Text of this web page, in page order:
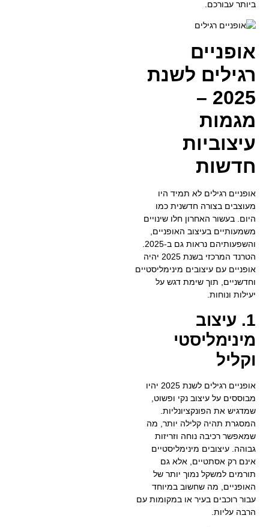
ביותר עבורכם.
אופניים
רגילים לשנת
2025 –
מגמות
עיצוביות
חדשות
אופניים רגילים לא תמיד היו
מעוצבים בצורה חדשנית כמו
היום. בעשור האחרון חלו שינויים
משמעותיים בעיצוב האופניים,
והשפעותיהם נראות גם ב-2025.
הטרנד המרכזי בשנת 2025 יהיה
אופניים עם עיצובים מינימליסטיים
וחדשניים, תוך שימת דגש על
יעילות ונוחות.
1. עיצוב
מינימליסטי
וקליל
אופניים רגילים לשנת 2025 יהיו
מבוססים על עיצוב נקי ופשוט,
שמדגיש את הפונקציונליות.
המסגרת תהיה קלילה יותר, מה
שמאפשר רכיבה נוחה וזריזות
גבוהה. עיצובים מינימליסטיים
אינם רק אסתטיים, אלא גם
תורמים למשקל נמוך יותר של
האופניים, מה שחשוב במיוחד
עבור רוכבים בעיר או במקומות עם
הרבה עליות.